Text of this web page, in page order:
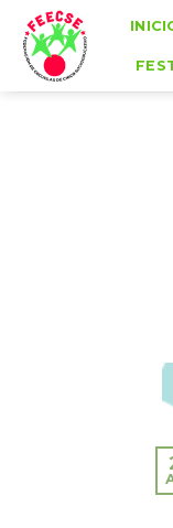
Skip
content